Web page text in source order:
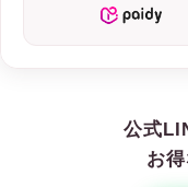
公式
お